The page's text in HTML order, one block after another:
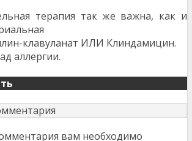
терапия так же важна, как и
клавуланат ИЛИ Клиндамицин.
аллергии.
вам необходимо